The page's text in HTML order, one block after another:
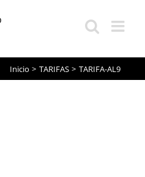
Inicio TARIFAS TARIFA-AL9